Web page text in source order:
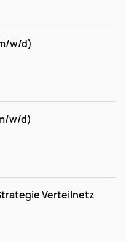
w/d)
w/d)
Verteilnetz